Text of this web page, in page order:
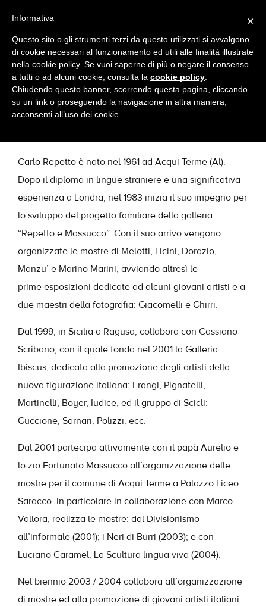
CHI SONO
Carlo Repetto è nato nel 1961 ad Acqui Terme (Al).
Dopo il diploma in lingue straniere e una significativa
esperienza a Londra, nel 1983 inizia il suo impegno per
lo sviluppo del progetto familiare della galleria
“Repetto e Massucco”. Con il suo arrivo vengono
organizzate le mostre di Melotti, Licini, Dorazio,
Manzu’ e Marino Marini, avviando altresì le
prime esposizioni dedicate ad alcuni giovani artisti e a
due maestri della fotografia: Giacomelli e Ghirri.
Dal 1999, in Sicilia a Ragusa, collabora con Cassiano
Scribano, con il quale fonda nel 2001 la Galleria
Ibiscus, dedicata alla promozione degli artisti della
nuova figurazione italiana: Frangi, Pignatelli,
Martinelli, Boyer, Iudice, ed il gruppo di Scicli:
Guccione, Sarnari, Polizzi, ecc.
Dal 2001 partecipa attivamente con il papà Aurelio e
lo zio Fortunato Massucco all’organizzazione delle
mostre per il comune di Acqui Terme a Palazzo Liceo
Saracco. In particolare in collaborazione con Marco
Vallora, realizza le mostre: dal Divisionismo
all’informale (2001); i Neri di Burri (2003); e con
Luciano Caramel, La Scultura lingua viva (2004).
Nel biennio 2003 / 2004 collabora all’organizzazione
di mostre ed alla promozione di giovani artisti italiani
×
Informativa
Questo sito o gli strumenti terzi da questo utilizzati si avvalgono
di cookie necessari al funzionamento ed utili alle finalità illustrate
nella cookie policy. Se vuoi saperne di più o negare il consenso
a tutti o ad alcuni cookie, consulta la cookie policy
Chiudendo questo banner, scorrendo questa pagina, cliccando
su un link o proseguendo la navigazione in altra maniera,
acconsenti all’uso dei cookie.